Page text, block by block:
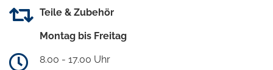
Teile & Zubehör
Montag bis Freitag
8.00 - 17.00 Uhr